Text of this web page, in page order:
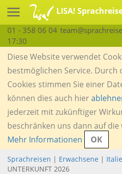
LISA!
01 - 358 06 04
17:30
Diese Website verwendet
bestmöglichen Service. Durch
Cookies stimmen Sie einer
können dies auch hier
jederzeit mit zukünftiger
beschränken uns dann auf die
Mehr Informationen
OK
Sprachreisen | Erwachsene |
UNTERKUNFT 2026